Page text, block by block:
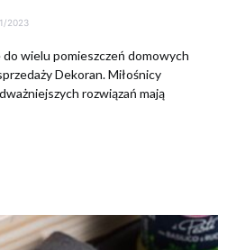
2023
wielu pomieszczeń domowych
Dekoran. Miłośnicy
rozwiązań mają